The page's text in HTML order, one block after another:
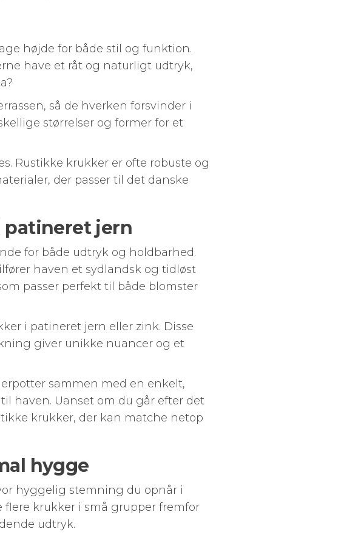
højde for både stil og funktion.
have et råt og naturligt udtryk,
så de hverken forsvinder i
størrelser og former for et
Rustikke krukker er ofte robuste og
der passer til det danske
patineret jern
for både udtryk og holdbarhed.
haven et sydlandsk og tidløst
passer perfekt til både blomster
i patineret jern eller zink. Disse
giver unikke nuancer og et
sammen med en enkelt,
haven. Uanset om du går efter det
krukker, der kan matche netop
hygge
hyggelig stemning du opnår i
flere krukker i små grupper fremfor
udtryk.